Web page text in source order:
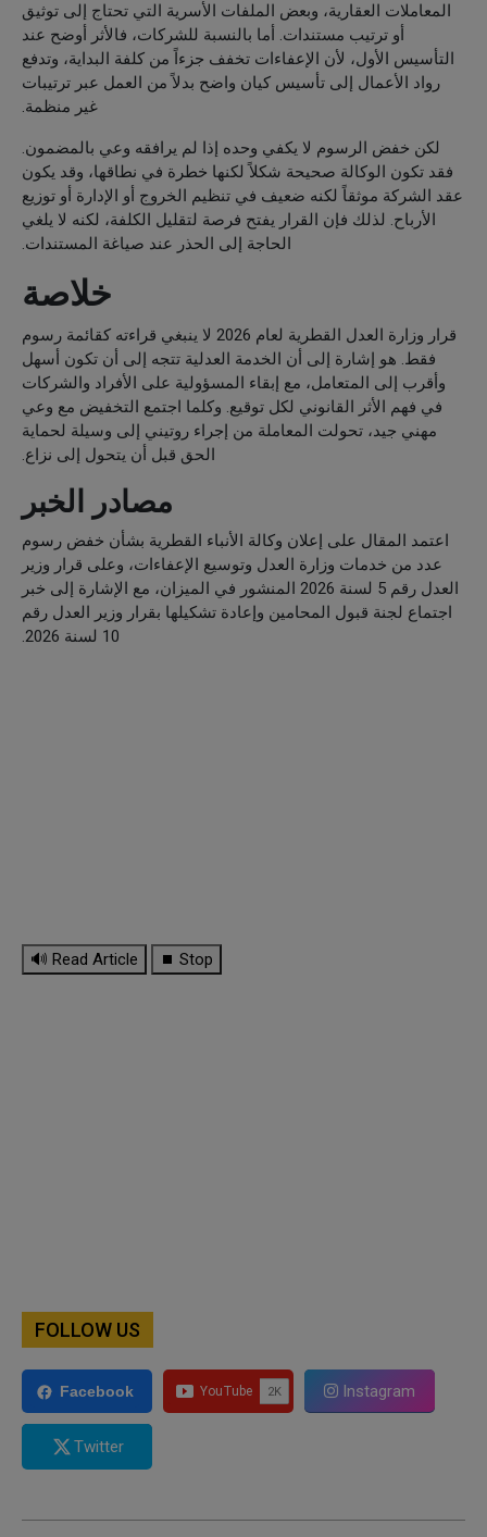
المعاملات العقارية، وبعض الملفات الأسرية التي تحتاج إلى توثيق
أو ترتيب مستندات. أما بالنسبة للشركات، فالأثر أوضح عند
التأسيس الأول، لأن الإعفاءات تخفف جزءاً من كلفة البداية، وتدفع
رواد الأعمال إلى تأسيس كيان واضح بدلاً من العمل عبر ترتيبات
غير منظمة.
لكن خفض الرسوم لا يكفي وحده إذا لم يرافقه وعي بالمضمون.
فقد تكون الوكالة صحيحة شكلاً لكنها خطرة في نطاقها، وقد يكون
عقد الشركة موثقاً لكنه ضعيف في تنظيم الخروج أو الإدارة أو توزيع
الأرباح. لذلك فإن القرار يفتح فرصة لتقليل الكلفة، لكنه لا يلغي
الحاجة إلى الحذر عند صياغة المستندات.
خلاصة
قرار وزارة العدل القطرية لعام 2026 لا ينبغي قراءته كقائمة رسوم
فقط. هو إشارة إلى أن الخدمة العدلية تتجه إلى أن تكون أسهل
وأقرب إلى المتعامل، مع إبقاء المسؤولية على الأفراد والشركات
في فهم الأثر القانوني لكل توقيع. وكلما اجتمع التخفيض مع وعي
مهني جيد، تحولت المعاملة من إجراء روتيني إلى وسيلة لحماية
الحق قبل أن يتحول إلى نزاع.
مصادر الخبر
اعتمد المقال على إعلان وكالة الأنباء القطرية بشأن خفض رسوم
عدد من خدمات وزارة العدل وتوسيع الإعفاءات، وعلى قرار وزير
العدل رقم 5 لسنة 2026 المنشور في الميزان، مع الإشارة إلى خبر
اجتماع لجنة قبول المحامين وإعادة تشكيلها بقرار وزير العدل رقم
10 لسنة 2026.
🔊 Read Article ⏹ Stop
FOLLOW US
Facebook Instagram
Twitter